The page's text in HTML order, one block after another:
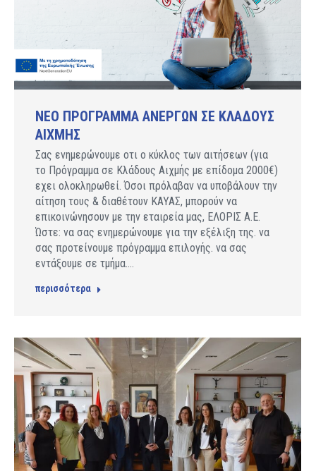
NEO ΠΡΟΓΡΑΜΜΑ ΑΝΕΡΓΩΝ ΣΕ ΚΛΑΔΟΥΣ
ΑΙΧΜΗΣ
Σας ενημερώνουμε οτι ο κύκλος των αιτήσεων (για
το Πρόγραμμα σε Κλάδους Αιχμής με επίδομα 2000€)
εχει ολοκληρωθεί. Όσοι πρόλαβαν να υποβάλουν την
αίτηση τους & διαθέτουν ΚΑΥΑΣ, μπορούν να
επικοινώνησουν με την εταιρεία μας, ΕΛΟΡΙΣ Α.Ε.
Ώστε: να σας ενημερώνουμε για την εξέλιξη της. να
σας προτείνουμε πρόγραμμα επιλογής. να σας
εντάξουμε σε τμήμα.…
περισσότερα